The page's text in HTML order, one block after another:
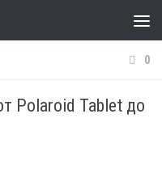
0
Polaroid Tablet до